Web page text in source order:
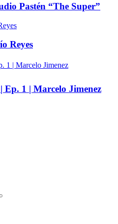
Pastén “The Super”
Reyes
Ep. 1 | Marcelo Jimenez